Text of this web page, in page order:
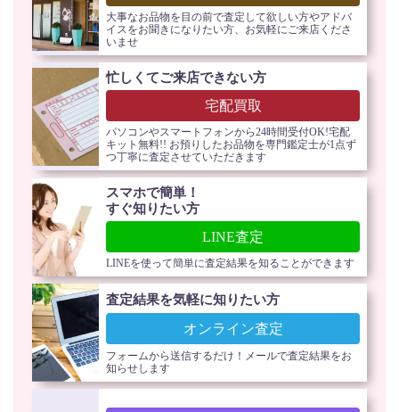
大事なお品物を目の前で査定して欲しい方やアドバ
イスをお聞きになりたい方、お気軽にご来店くださ
いませ
忙しくてご来店できない方
宅配買取
パソコンやスマートフォンから24時間受付OK!宅配
キット無料!! お預りしたお品物を専門鑑定士が1点ず
つ丁寧に査定させていただきます
スマホで簡単！
すぐ知りたい方
LINE査定
LINEを使って簡単に査定結果を知ることができます
査定結果を気軽に知りたい方
オンライン査定
フォームから送信するだけ！メールで査定結果をお
知らせします